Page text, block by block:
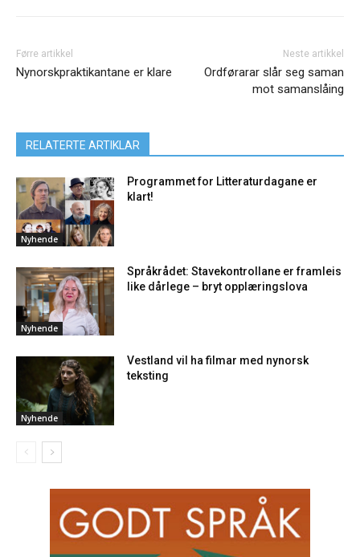
Førre artikkel
Nynorskpraktikantane er klare
Neste artikkel
Ordførarar slår seg saman
mot samanslåing
RELATERTE ARTIKLAR
Nyhende
Programmet for Litteraturdagane er
klart!
Nyhende
Språkrådet: Stavekontrollane er framleis
like dårlege – bryt opplæringslova
Nyhende
Vestland vil ha filmar med nynorsk
teksting